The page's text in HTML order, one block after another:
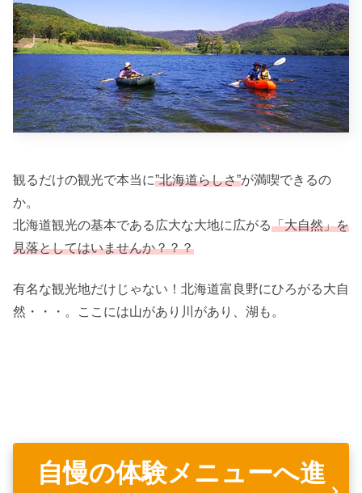
観るだけの観光で本当に”北海道らしさ”が満喫できるの
か。
北海道観光の基本である広大な大地に広がる「大自然」を
見落としてはいませんか？？？
有名な観光地だけじゃない！北海道富良野にひろがる大自
然・・・。ここには山があり川があり、湖も。
自慢の体験メニューへ進